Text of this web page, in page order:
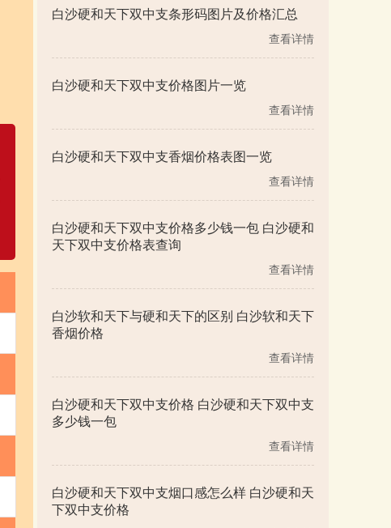
白沙硬和天下双中支条形码图片及价格汇总
查看详情
白沙硬和天下双中支价格图片一览
查看详情
白沙硬和天下双中支香烟价格表图一览
查看详情
白沙硬和天下双中支价格多少钱一包 白沙硬和
天下双中支价格表查询
查看详情
白沙软和天下与硬和天下的区别 白沙软和天下
香烟价格
查看详情
白沙硬和天下双中支价格 白沙硬和天下双中支
多少钱一包
查看详情
白沙硬和天下双中支烟口感怎么样 白沙硬和天
下双中支价格